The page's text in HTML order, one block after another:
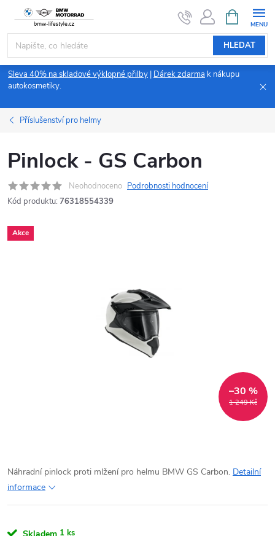
obsah
HLEDAT
NÁKUPNÍ
KOŠÍK
Sleva 40% na skladové výklopné přilby Dárek zdarma k nákupu
autokosmetiky.
Příslušenství pro helmy
Pinlock - GS Carbon
Neohodnoceno Podrobnosti hodnocení
Kód produktu: 76318554339
Akce
1 249 Kč
–30 %
Náhradní pinlock proti mlžení pro helmu BMW GS Carbon. Detailní
informace
Skladem 1 ks